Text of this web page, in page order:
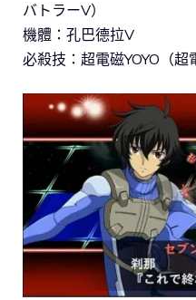
バトラーV）
機體：孔巴德拉V
必殺技：超電磁YOYO（超